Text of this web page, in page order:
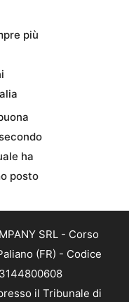
più
ha
posto
SRL - Corso
(FR) - Codice
il Tribunale di